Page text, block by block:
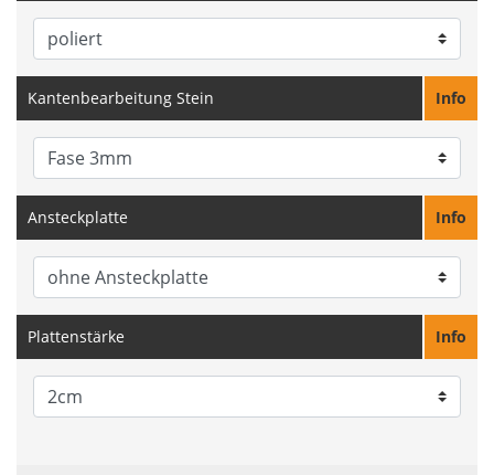
Kantenbearbeitung Stein Info
Ansteckplatte Info
Plattenstärke Info